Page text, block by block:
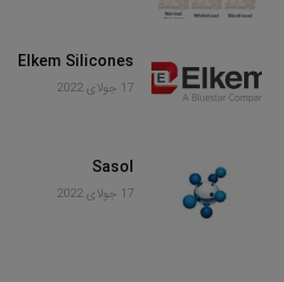
Elkem Silicones
17 جولای 2022
Sasol
17 جولای 2022